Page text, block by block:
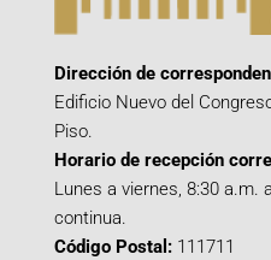
Dirección de
Edificio Nuevo del
Piso.
Horario de recepción
Lunes a viernes, 8:30 a.m.
continua.
Código Postal: 111711